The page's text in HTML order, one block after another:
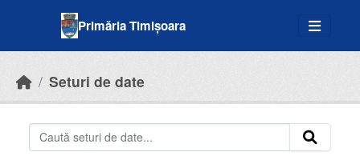
Primăria Timișoara
Seturi de date